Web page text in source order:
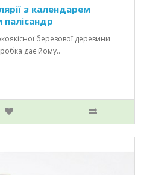
з календарем
березової деревини
дає йому..